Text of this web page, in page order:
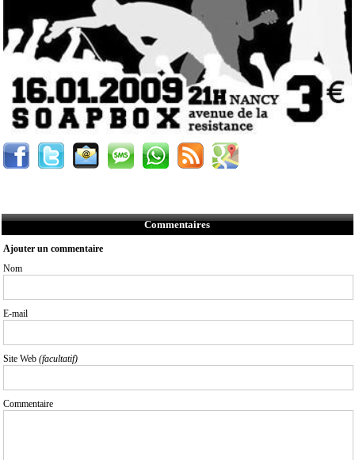
Commentaires
Ajouter un commentaire
Nom
E-mail
Site Web (facultatif)
Commentaire